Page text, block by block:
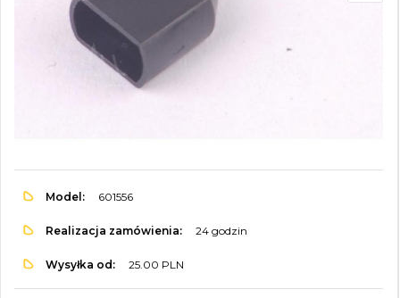
Model: 601556
Realizacja zamówienia: 24 godzin
Wysyłka od: 25.00 PLN